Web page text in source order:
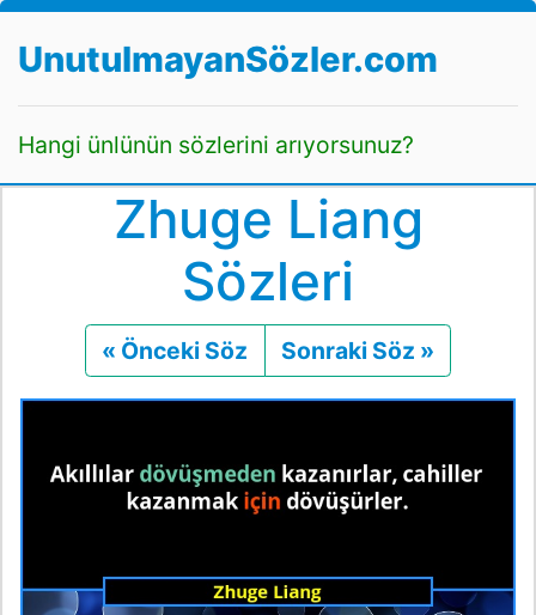
UnutulmayanSözler.com
Hangi ünlünün sözlerini arıyorsunuz?
Zhuge Liang
Sözleri
« Önceki Söz Önceki
Sonraki Söz »